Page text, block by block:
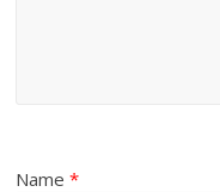
Name*